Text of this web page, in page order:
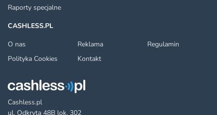
Cashless.pl
ul. Odkryta 48B lok. 302
Raporty specjalne
CASHLESS.PL
O nas
Reklama
Regulamin
Polityka Cookies
Kontakt